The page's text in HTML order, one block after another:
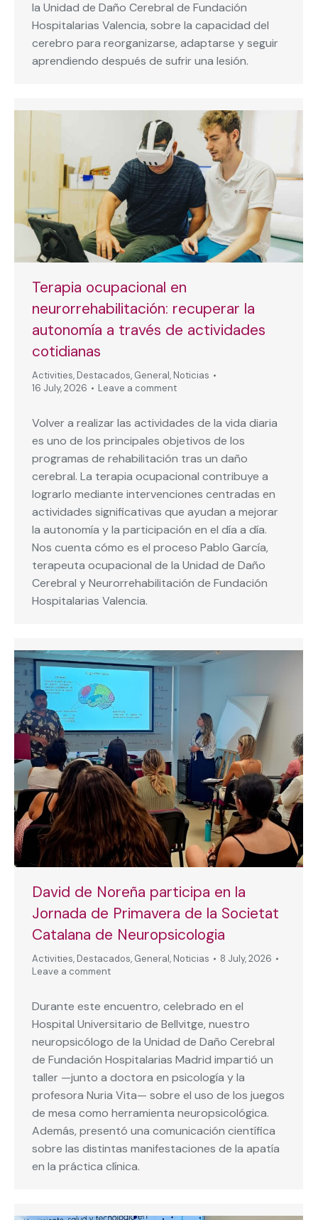
la Unidad de Daño Cerebral de Fundación
Hospitalarias Valencia, sobre la capacidad del
cerebro para reorganizarse, adaptarse y seguir
aprendiendo después de sufrir una lesión.
Terapia ocupacional en
neurorrehabilitación: recuperar la
autonomía a través de actividades
cotidianas
Activities, Destacados, General, Noticias
16 July, 2026
Leave a comment
Volver a realizar las actividades de la vida diaria
es uno de los principales objetivos de los
programas de rehabilitación tras un daño
cerebral. La terapia ocupacional contribuye a
lograrlo mediante intervenciones centradas en
actividades significativas que ayudan a mejorar
la autonomía y la participación en el día a día.
Nos cuenta cómo es el proceso Pablo García,
terapeuta ocupacional de la Unidad de Daño
Cerebral y Neurorrehabilitación de Fundación
Hospitalarias Valencia.
David de Noreña participa en la
Jornada de Primavera de la Societat
Catalana de Neuropsicologia
Activities, Destacados, General, Noticias
8 July, 2026
Leave a comment
Durante este encuentro, celebrado en el
Hospital Universitario de Bellvitge, nuestro
neuropsicólogo de la Unidad de Daño Cerebral
de Fundación Hospitalarias Madrid impartió un
taller —junto a doctora en psicología y la
profesora Nuria Vita— sobre el uso de los juegos
de mesa como herramienta neuropsicológica.
Además, presentó una comunicación científica
sobre las distintas manifestaciones de la apatía
en la práctica clínica.